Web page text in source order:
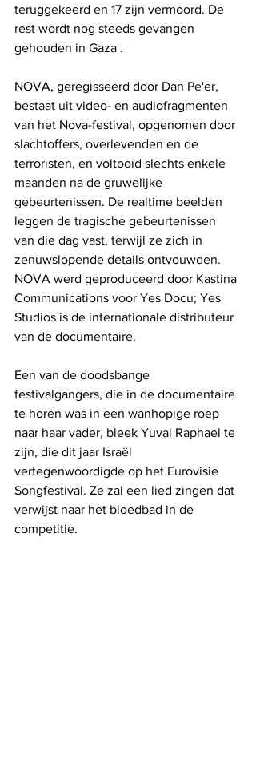
teruggekeerd en 17 zijn vermoord. De
rest wordt nog steeds gevangen
gehouden in Gaza .
NOVA, geregisseerd door Dan Pe'er,
bestaat uit video- en audiofragmenten
van het Nova-festival, opgenomen door
slachtoffers, overlevenden en de
terroristen, en voltooid slechts enkele
maanden na de gruwelijke
gebeurtenissen. De realtime beelden
leggen de tragische gebeurtenissen
van die dag vast, terwijl ze zich in
zenuwslopende details ontvouwden.
NOVA werd geproduceerd door Kastina
Communications voor Yes Docu; Yes
Studios is de internationale distributeur
van de documentaire.
Een van de doodsbange
festivalgangers, die in de documentaire
te horen was in een wanhopige roep
naar haar vader, bleek Yuval Raphael te
zijn, die dit jaar Israël
vertegenwoordigde op het Eurovisie
Songfestival. Ze zal een lied zingen dat
verwijst naar het bloedbad in de
competitie.